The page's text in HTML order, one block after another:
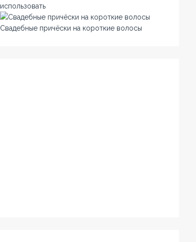
использовать
Свадебные причёски на короткие волосы